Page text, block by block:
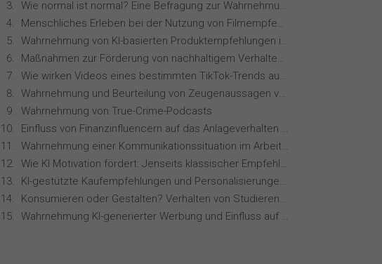
Wie normal ist normal? Eine Befragung zur Wahrnehmung von Essverhalten
Menschliches Erleben bei der Nutzung von Filmempfehlungssystemen
Wahrnehmung von KI-basierten Produktempfehlungen in Mode-Online-Shops
Maßnahmen zur Förderung von nachhaltigem Verhalten von Hotelgästen
Wie wirken Videos eines bestimmten TikTok-Trends auf dich?
Wahrnehmung und Beurteilung von Zeugenaussagen vor Gericht
Wahrnehmung von True-Crime-Podcasts
Einfluss von Finanzinfluencern auf das Anlageverhalten der Gen Z⁠
Wahrnehmung einer Kommunikationssituation im Arbeitskontext
Wie KI Motivation fördert: Jenseits klassischer Empfehlungssysteme
KI-gestützte Kaufempfehlungen und Personalisierungen im Online-Handel
Konsumieren oder Gestalten? Verhalten von Studierenden im Vergleich
Wahrnehmung KI-generierter Werbung und Einfluss auf Markenvertrauen